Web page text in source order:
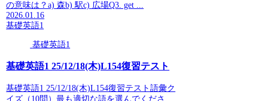
の意味は？a) 森b) 駅c) 広場Q3. get ...
2026.01.16
基礎英語1
基礎英語1
基礎英語1 25/12/18(木)L154復習テスト
基礎英語1 25/12/18(木)L154復習テスト語彙ク
イズ（10問）最も適切な語を選んでくださ